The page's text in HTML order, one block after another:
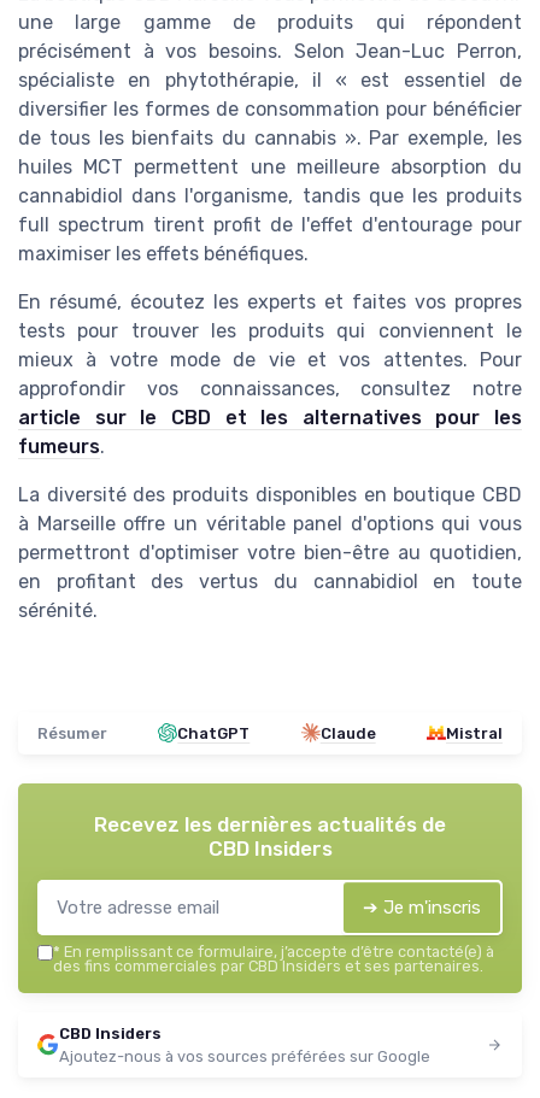
une large gamme de produits qui répondent
précisément à vos besoins. Selon Jean-Luc Perron,
spécialiste en phytothérapie, il « est essentiel de
diversifier les formes de consommation pour bénéficier
de tous les bienfaits du cannabis ». Par exemple, les
huiles MCT permettent une meilleure absorption du
cannabidiol dans l'organisme, tandis que les produits
full spectrum tirent profit de l'effet d'entourage pour
maximiser les effets bénéfiques.
En résumé, écoutez les experts et faites vos propres
tests pour trouver les produits qui conviennent le
mieux à votre mode de vie et vos attentes. Pour
approfondir vos connaissances, consultez notre
article sur le CBD et les alternatives pour les
fumeurs.
La diversité des produits disponibles en boutique CBD
à Marseille offre un véritable panel d'options qui vous
permettront d'optimiser votre bien-être au quotidien,
en profitant des vertus du cannabidiol en toute
sérénité.
Résumer ChatGPT Claude Mistral
Recevez les dernières actualités de
CBD Insiders
➔ Je m'inscris
* En remplissant ce formulaire, j’accepte d’être contacté(e) à
des fins commerciales par CBD Insiders et ses partenaires.
CBD Insiders
Ajoutez-nous à vos sources préférées sur Google